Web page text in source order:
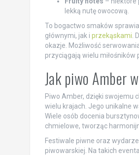
lekką nutę owocową.
To bogactwo smaków
głównymi, jak i przekąskami .
okazje. Możliwość
przyciągają wielu
Jak piwo Amber
Piwo Amber, dzięki swojemu
wielu krajach. Jego unikalne
Wiele osób docenia
chmielowe, tworząc
Festiwale piwne oraz
piwowarskiej. Na takich